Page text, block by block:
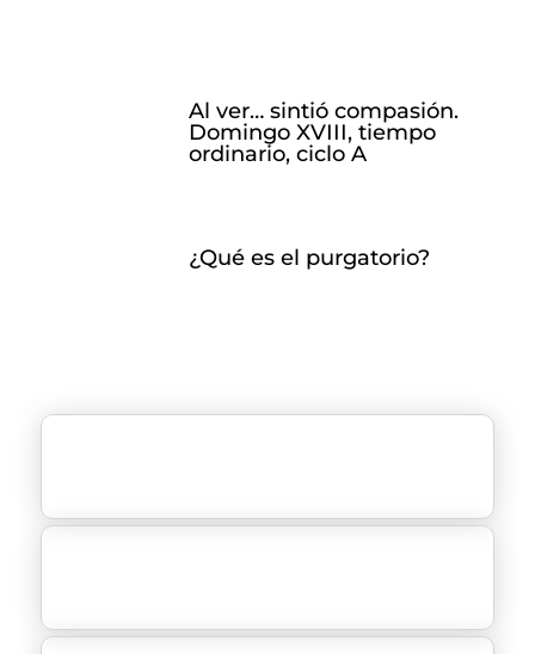
Al ver… sintió compasión.
Domingo XVIII, tiempo
ordinario, ciclo A
¿Qué es el purgatorio?